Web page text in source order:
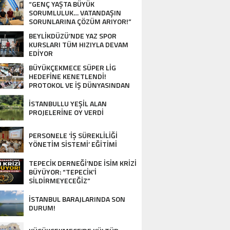
YAŞTA BÜYÜK SORUMLULUK…
ÇÖZÜM ARIYOR!”
“GENÇ YAŞTA BÜYÜK
SORUMLULUK… VATANDAŞIN
SORUNLARINA ÇÖZÜM ARIYOR!”
BEYLİKDÜZÜ’NDE YAZ SPOR
KURSLARI TÜM HIZIYLA DEVAM
EDİYOR
BÜYÜKÇEKMECE SÜPER LİG
HEDEFİNE KENETLENDİ!
PROTOKOL VE İŞ DÜNYASINDAN
DESTEK…
İSTANBULLU YEŞİL ALAN
PROJELERİNE OY VERDİ
PERSONELE ‘İŞ SÜREKLİLİĞİ
YÖNETİM SİSTEMİ’ EĞİTİMİ
TEPECİK DERNEĞİ’NDE İSİM KRİZİ
BÜYÜYOR: “TEPECİK’İ
SİLDİRMEYECEĞİZ”
İSTANBUL BARAJLARINDA SON
DURUM!